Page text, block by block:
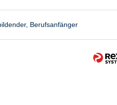
Berufsanfänger